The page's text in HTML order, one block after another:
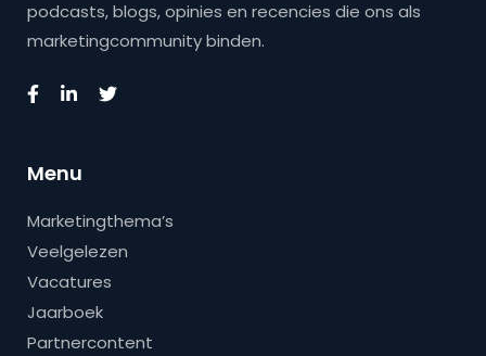
podcasts, blogs, opinies en recencies die ons als
marketingcommunity binden.
Menu
Marketingthema’s
Veelgelezen
Vacatures
Jaarboek
Partnercontent